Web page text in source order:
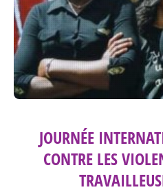
JOURNÉE
CONTRE LES